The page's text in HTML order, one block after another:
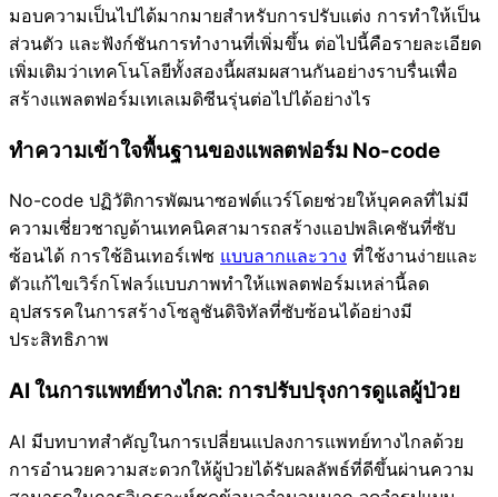
มอบความเป็นไปได้มากมายสำหรับการปรับแต่ง การทำให้เป็น
ส่วนตัว และฟังก์ชันการทำงานที่เพิ่มขึ้น ต่อไปนี้คือรายละเอียด
เพิ่มเติมว่าเทคโนโลยีทั้งสองนี้ผสมผสานกันอย่างราบรื่นเพื่อ
สร้างแพลตฟอร์มเทเลเมดิซีนรุ่นต่อไปได้อย่างไร
ทำความเข้าใจพื้นฐานของแพลตฟอร์ม No-code
No-code ปฏิวัติการพัฒนาซอฟต์แวร์โดยช่วยให้บุคคลที่ไม่มี
ความเชี่ยวชาญด้านเทคนิคสามารถสร้างแอปพลิเคชันที่ซับ
ซ้อนได้ การใช้อินเทอร์เฟซ แบบลากและวาง ที่ใช้งานง่ายและ
ตัวแก้ไขเวิร์กโฟลว์แบบภาพทำให้แพลตฟอร์มเหล่านี้ลด
อุปสรรคในการสร้างโซลูชันดิจิทัลที่ซับซ้อนได้อย่างมี
ประสิทธิภาพ
AI ในการแพทย์ทางไกล: การปรับปรุงการดูแลผู้ป่วย
AI มีบทบาทสำคัญในการเปลี่ยนแปลงการแพทย์ทางไกลด้วย
การอำนวยความสะดวกให้ผู้ป่วยได้รับผลลัพธ์ที่ดีขึ้นผ่านความ